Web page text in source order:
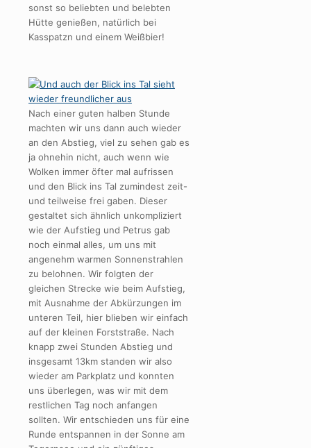
sonst so beliebten und belebten
Hütte genießen, natürlich bei
Kasspatzn und einem Weißbier!
Nach einer guten halben Stunde
machten wir uns dann auch wieder
an den Abstieg, viel zu sehen gab es
ja ohnehin nicht, auch wenn wie
Wolken immer öfter mal aufrissen
und den Blick ins Tal zumindest zeit-
und teilweise frei gaben. Dieser
gestaltet sich ähnlich unkompliziert
wie der Aufstieg und Petrus gab
noch einmal alles, um uns mit
angenehm warmen Sonnenstrahlen
zu belohnen. Wir folgten der
gleichen Strecke wie beim Aufstieg,
mit Ausnahme der Abkürzungen im
unteren Teil, hier blieben wir einfach
auf der kleinen Forststraße. Nach
knapp zwei Stunden Abstieg und
insgesamt 13km standen wir also
wieder am Parkplatz und konnten
uns überlegen, was wir mit dem
restlichen Tag noch anfangen
sollten. Wir entschieden uns für eine
Runde entspannen in der Sonne am